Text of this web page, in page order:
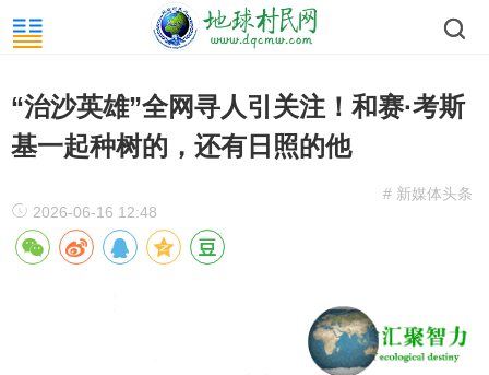
“治沙英雄”全网寻人引关注！和赛·考斯
基一起种树的，还有日照的他
# 新媒体头条
2026-06-16 12:48